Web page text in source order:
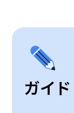
ガイド